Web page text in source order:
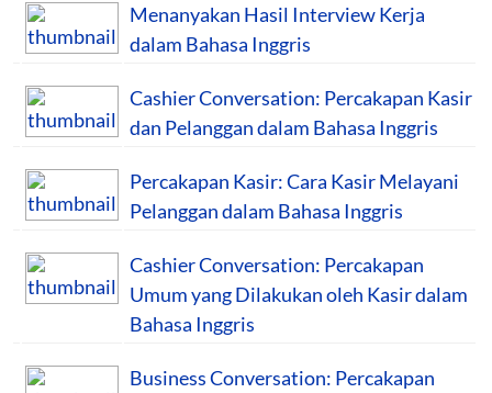
Menanyakan Hasil Interview Kerja
dalam Bahasa Inggris
Cashier Conversation: Percakapan Kasir
dan Pelanggan dalam Bahasa Inggris
Percakapan Kasir: Cara Kasir Melayani
Pelanggan dalam Bahasa Inggris
Cashier Conversation: Percakapan
Umum yang Dilakukan oleh Kasir dalam
Bahasa Inggris
Business Conversation: Percakapan